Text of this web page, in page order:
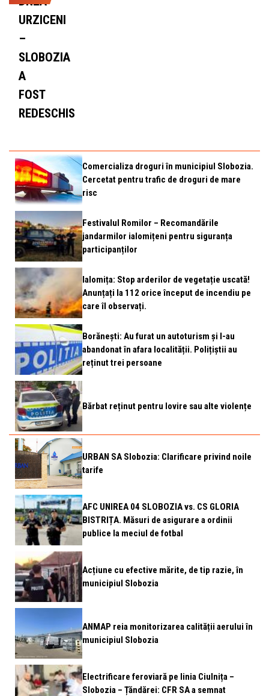
Comercializa droguri în municipiul Slobozia.
Cercetat pentru trafic de droguri de mare
risc
Festivalul Romilor – Recomandările
jandarmilor ialomițeni pentru siguranța
participanților
Ialomița: Stop arderilor de vegetație uscată!
Anunțați la 112 orice început de incendiu pe
care îl observați.
Borănești: Au furat un autoturism și l-au
abandonat în afara localității. Polițiștii au
reținut trei persoane
Bărbat reținut pentru lovire sau alte violențe
URBAN SA Slobozia: Clarificare privind noile
tarife
AFC UNIREA 04 SLOBOZIA vs. CS GLORIA
BISTRIȚA. Măsuri de asigurare a ordinii
publice la meciul de fotbal
Acțiune cu efective mărite, de tip razie, în
municipiul Slobozia
ANMAP reia monitorizarea calității aerului în
municipiul Slobozia
Electrificare feroviară pe linia Ciulnița –
Slobozia – Țăndărei: CFR SA a semnat
URZICENI
–
SLOBOZIA
A
FOST
REDESCHIS